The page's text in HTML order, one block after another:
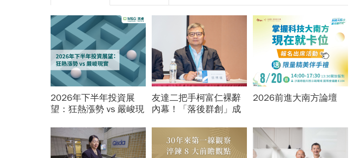
2026年下半年投資展
望：狂熱漲勢 vs 嚴峻現
友達二把手柯富仁裸辭
內幕！「落後群創」成
2026前進大南方論壇